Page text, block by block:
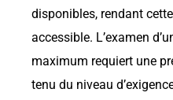
disponibles, rendant
accessible. L’examen
maximum requiert une
tenu du niveau